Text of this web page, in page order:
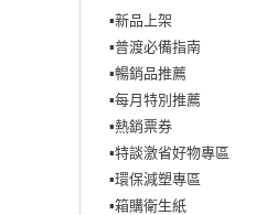
▪︎新品上架
▪︎普渡必備指南
▪︎暢銷品推薦
▪︎每月特別推薦
▪︎熱銷票券
▪︎特談激省好物專區
▪︎環保減塑專區
▪︎箱購衛生紙